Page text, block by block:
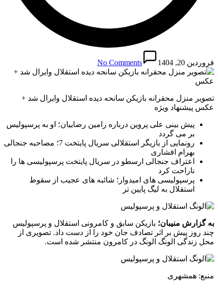
فروردین 20, 1404 No Comments
تصویر منزل محقرانه بازیکن سانحه دیده استقلال وایرال شد +
عکس پیشنهاد ویژه
پیش بینی علی پروین درباره رامین رضاییان؛ او به پرسپولیس
بر می گردد
رونمایی از بازیگر استقلالی سریال پایتخت 7؛ مصاحبه جنجالی
بهرام افشاری
اعتراف جنجالی ارسطو در سریال پایتخت پرسپولیسی ها را
ناراحت کرد
پرسپولیسی های امیدوار؛ شائبه های عجیب از سقوط
استقلال به لیگ پایین تر
به گزارش منیبان؛ بازیکن سابق و کامرونی استقلال و پرسپولیس
چند روز پیش بر اثر تصادف جان خود را از دست داد. تصویری از
محل زندگی الونگ الونگ در کامرون منتشر شده است.
منبع: همشهری